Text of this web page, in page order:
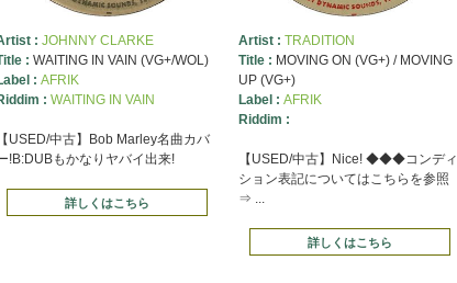
: JOHNNY CLARKE
: WAITING IN VAIN (VG+/WOL)
: AFRIK
: WAITING IN VAIN
【USED/中古】Bob Marley名曲カバ
!B:DUBもかなりヤバイ出来!
詳しくはこちら
Artist : TRADITION
Title : MOVING ON (VG+) / MOVING
UP (VG+)
Label : AFRIK
Riddim :
【USED/中古】Nice! ◆◆◆コンディ
ション表記についてはこちらを参照
⇒ ...
詳しくはこちら